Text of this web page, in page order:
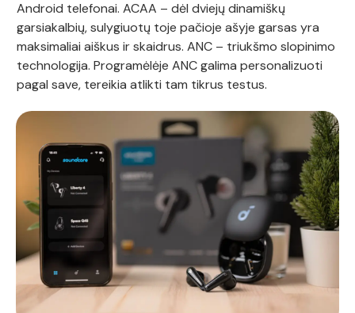
Android telefonai. ACAA – dėl dviejų dinamiškų
garsiakalbių, sulygiuotų toje pačioje ašyje garsas yra
maksimaliai aiškus ir skaidrus. ANC – triukšmo slopinimo
technologija. Programėlėje ANC galima personalizuoti
pagal save, tereikia atlikti tam tikrus testus.